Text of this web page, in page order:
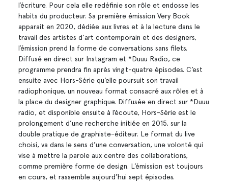
l’écriture. Pour cela elle redéfinie son rôle et endosse les
habits du producteur. Sa première émission Very Book
apparait en 2020, dédiée aux livres et à la lecture dans le
travail des artistes d’art contemporain et des designers,
l’émission prend la forme de conversations sans filets.
Diffusé en direct sur Instagram et *Duuu Radio, ce
programme prendra fin après vingt-quatre épisodes. C’est
ensuite avec Hors-Série qu’elle poursuit son travail
radiophonique, un nouveau format consacré aux rôles et à
la place du designer graphique. Diffusée en direct sur *Duuu
radio, et disponible ensuite à l’écoute, Hors-Série est le
prolongement d’une recherche initiée en 2015, sur la
double pratique de graphiste-éditeur. Le format du live
choisi, va dans le sens d’une conversation, une volonté qui
vise à mettre la parole aux centre des collaborations,
comme première forme de design. L’émission est toujours
en cours, et rassemble aujourd’hui sept épisodes.